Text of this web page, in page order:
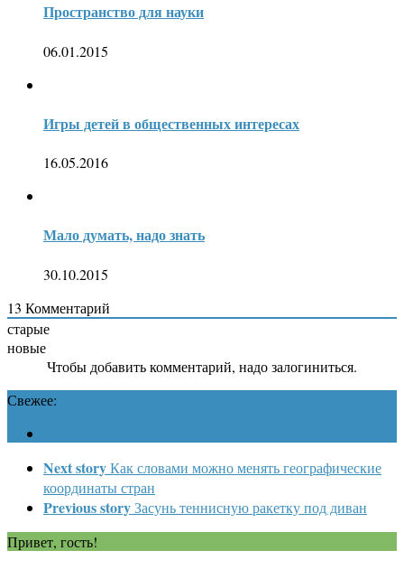
Пространство для науки
06.01.2015
Игры детей в общественных интересах
16.05.2016
Мало думать, надо знать
30.10.2015
13 Комментарий
старые
новые
Чтобы добавить комментарий, надо залогиниться.
Свежее:
Next storyКак словами можно менять географические
координаты стран
Previous storyЗасунь теннисную ракетку под диван
Привет, гость!